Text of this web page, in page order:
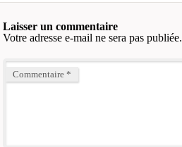
Laisser un commentaire
Votre adresse e-mail ne sera pas publiée.
Commentaire *